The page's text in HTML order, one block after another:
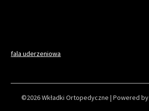
fala uderzeniowa
©2026 Wkładki Ortopedyczne | Powered by